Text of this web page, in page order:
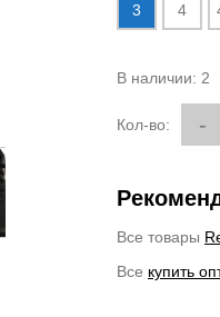
3 4
В наличии: 2
Кол-во: -
Все товары
Все купить